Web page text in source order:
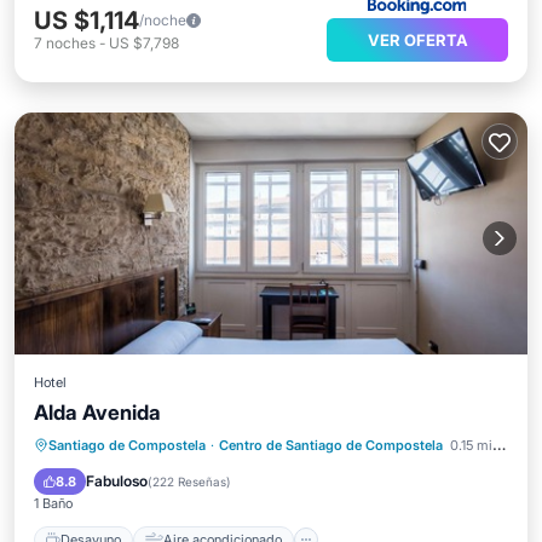
US $1,114/noche
7 noches - US $7,798 VER OFERTA
Hotel
Alda Avenida
Santiago de Compostela · Centro de Santiago de Compostela 0.15 mi al centro
8.8 Fabuloso(222 Reseñas)
1 Baño
Desayuno
Aire acondicionado
Internet
Apto para niños